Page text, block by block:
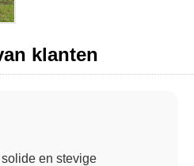
klanten
en stevige